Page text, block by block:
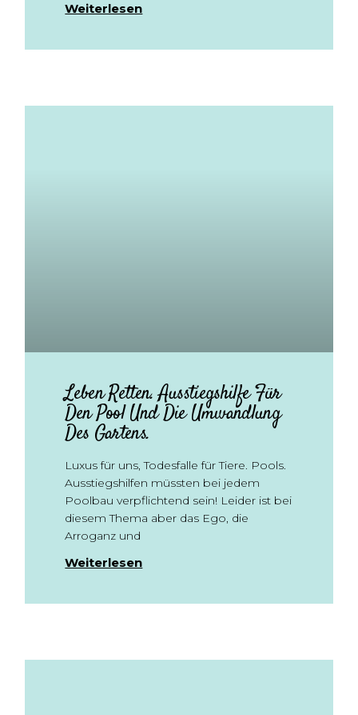
Weiterlesen
Leben Retten. Ausstiegshilfe Für
Den Pool Und Die Umwandlung
Des Gartens.
Luxus für uns, Todesfalle für Tiere. Pools.
Ausstiegshilfen müssten bei jedem
Poolbau verpflichtend sein! Leider ist bei
diesem Thema aber das Ego, die
Arroganz und
Weiterlesen